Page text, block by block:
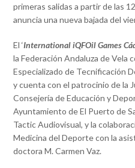
primeras salidas a partir de las
anuncia una nueva bajada del
El ‘International iQFOil Games
la Federación Andaluza de Vela
Especializado de Tecnificación
y cuenta con el patrocinio de la
Consejería de Educación y
Ayuntamiento de El Puerto de
Tactic Audiovisual, y la
Medicina del Deporte con la
doctora M. Carmen Vaz.